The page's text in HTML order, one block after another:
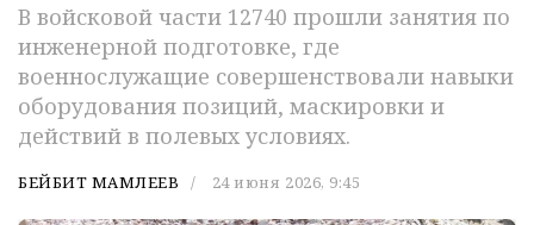
В войсковой части 12740 прошли занятия по
инженерной подготовке, где
военнослужащие совершенствовали навыки
оборудования позиций, маскировки и
действий в полевых условиях.
БЕЙБИТ МАМЛЕЕВ 24 июня 2026, 9:45